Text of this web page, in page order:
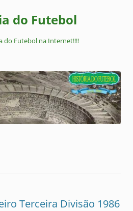
do Futebol
do Futebol na Internet!!!!
Terceira Divisão 1986